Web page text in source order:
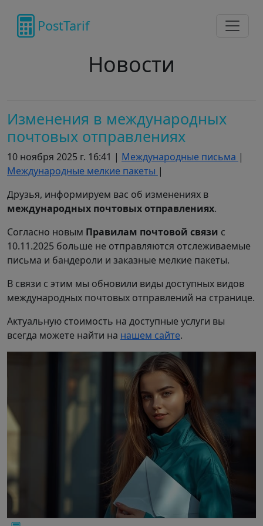
PostTarif
Новости
Изменения в международных
почтовых отправлениях
10 ноября 2025 г. 16:41 | Международные письма |
Международные мелкие пакеты |
Друзья, информируем вас об изменениях в
международных почтовых отправлениях.
Согласно новым Правилам почтовой связи c
10.11.2025 больше не отправляются отслеживаемые
письма и бандероли и заказные мелкие пакеты.
В связи с этим мы обновили виды доступных видов
международных почтовых отправлений на странице.
Актуальную стоимость на доступные услуги вы
всегда можете найти на нашем сайте.